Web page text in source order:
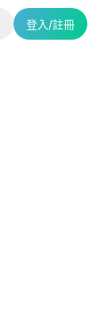
登入/註冊